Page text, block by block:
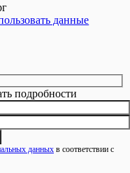
данные
подробности
данных в соответствии с